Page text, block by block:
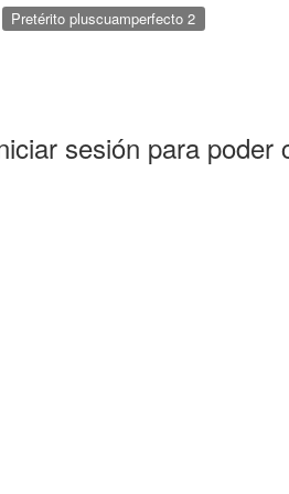
Pretérito pluscuamperfecto 2
sesión para poder